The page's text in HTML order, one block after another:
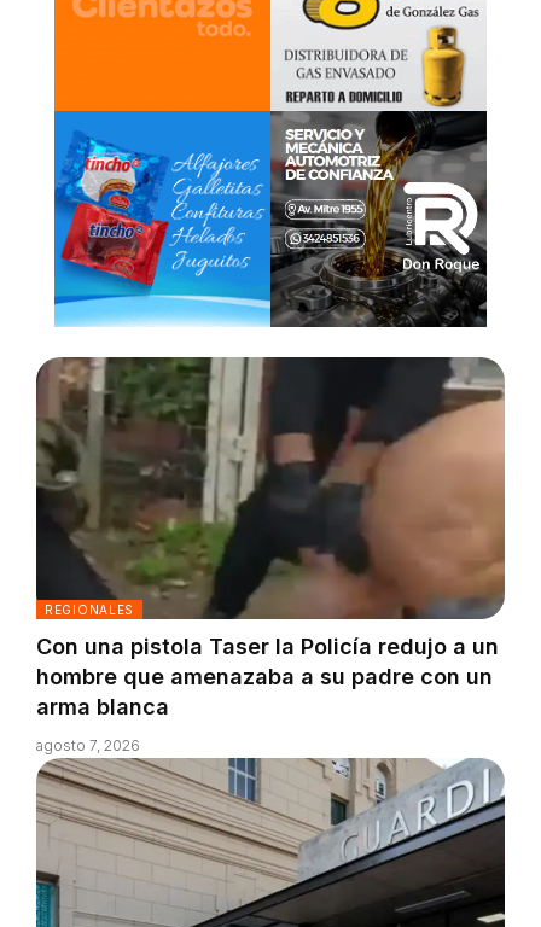
REGIONALES
Con una pistola Taser la Policía redujo a un
hombre que amenazaba a su padre con un
arma blanca
agosto 7, 2026